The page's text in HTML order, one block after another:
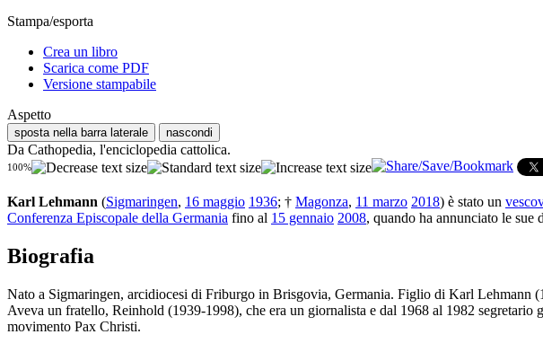
Stampa/esporta
Crea un libro
Scarica come PDF
Versione stampabile
Aspetto
sposta nella barra laterale nascondi
Da Cathopedia, l'enciclopedia cattolica.
100%
Karl Lehmann (Sigmaringen, 16 maggio 1936; † Magonza, 11 marzo 2018) è stato un
Conferenza Episcopale della Germania fino al 15 gennaio 2008, quando ha annunciato le
Biografia
Nato a Sigmaringen, arcidiocesi di Friburgo in Brisgovia, Germania. Figlio di Karl Lehmann
Aveva un fratello, Reinhold (1939-1998), che era un giornalista e dal 1968 al 1982 segretario
movimento Pax Christi.